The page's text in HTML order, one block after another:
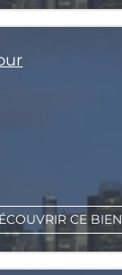
CE BIEN